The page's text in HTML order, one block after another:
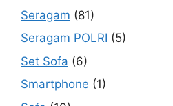
Seragam (81)
Seragam POLRI (5)
Set Sofa (6)
Smartphone (1)